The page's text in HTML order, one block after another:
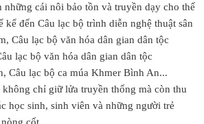
những cái nôi bảo tồn và truyền dạy cho thế
kể đến Câu lạc bộ trình diễn nghệ thuật sân
Câu lạc bộ văn hóa dân gian dân tộc
lạc bộ văn hóa dân gian dân tộc
Câu lạc bộ ca múa Khmer Bình An...
chỉ giữ lửa truyền thống mà còn thu
học sinh, sinh viên và những người trẻ